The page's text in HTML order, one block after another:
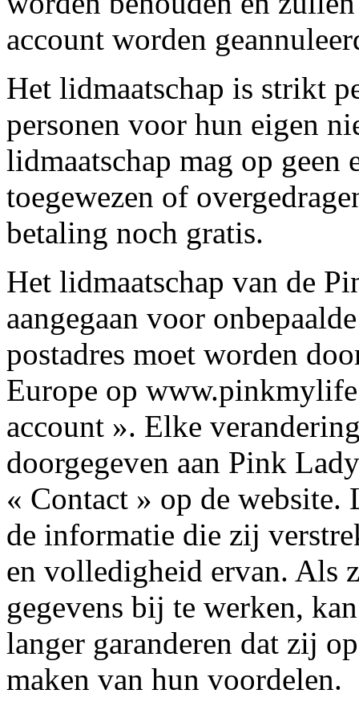
account worden
Het lidmaatschap is strikt
personen voor hun eigen
lidmaatschap mag op geen
toegewezen of
betaling noch gratis.
Het lidmaatschap van de
aangegaan voor
postadres moet worden
Europe op
account ». Elke
doorgegeven aan Pink
« Contact » op de
de informatie die zij
en volledigheid ervan. Als
gegevens bij te werken,
langer garanderen dat zij
maken van hun voordelen.